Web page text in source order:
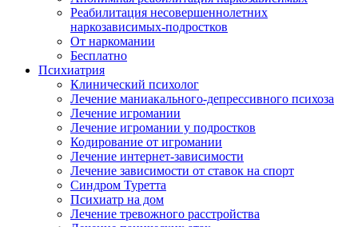
Реабилитация несовершеннолетних
наркозависимых-подростков
От наркомании
Бесплатно
Психиатрия
Клинический психолог
Лечение маниакального-депрессивного психоза
Лечение игромании
Лечение игромании у подростков
Кодирование от игромании
Лечение интернет-зависимости
Лечение зависимости от ставок на спорт
Синдром Туретта
Психиатр на дом
Лечение тревожного расстройства